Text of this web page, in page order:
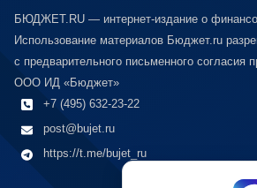
БЮДЖЕТ.RU — интернет-издание о
Использование материалов Бюджет.ru
с предварительного письменного согласия
ООО ИД «Бюджет»
+7 (495) 632-23-22
post@bujet.ru
https://t.me/bujet_ru